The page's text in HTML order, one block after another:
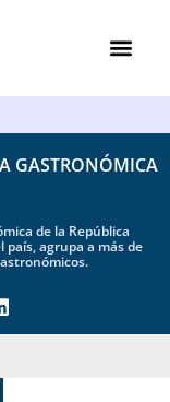
GASTRONÓMICA
de la República
agrupa a más de